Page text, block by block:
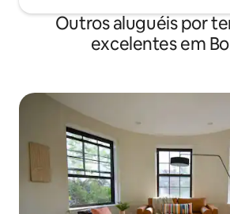
Outros aluguéis por
excelentes em